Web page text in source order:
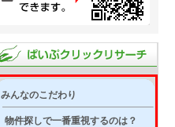
みんなのこだわり
物件探しで一番重視するのは？